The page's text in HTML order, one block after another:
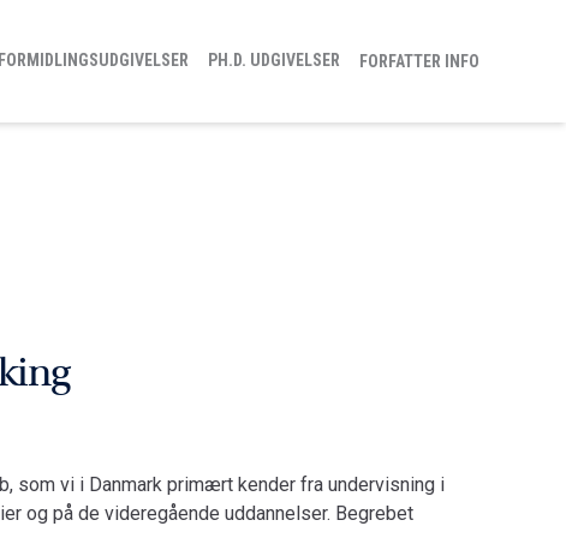
FORMIDLINGSUDGIVELSER PH.D. UDGIVELSER FORFATTER INFO
som vi i Danmark primært kender fra undervisning i
og på de videre­gående uddannelser. Begrebet